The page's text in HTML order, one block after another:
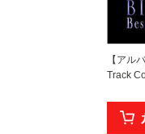
【アル
Track